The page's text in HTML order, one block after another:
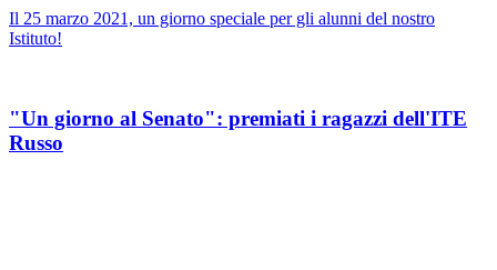
Il 25 marzo 2021, un giorno speciale per gli alunni del nostro
Istituto!
"Un giorno al Senato": premiati i ragazzi dell'ITE
Russo